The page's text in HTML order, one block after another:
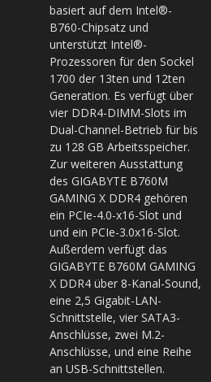
basiert auf dem Intel®-
B760-Chipsatz und
unterstützt Intel®-
Prozessoren für den Sockel
1700 der 13ten und 12ten
Generation. Es verfügt über
vier DDR4-DIMM-Slots im
Dual-Channel-Betrieb für bis
zu 128 GB Arbeitsspeicher.
Zur weiteren Ausstattung
des GIGABYTE B760M
GAMING X DDR4 gehören
ein PCIe-4.0-x16-Slot und
und ein PCIe-3.0x16-Slot.
Außerdem verfügt das
GIGABYTE B760M GAMING
X DDR4 über 8-Kanal-Sound,
eine 2,5 Gigabit-LAN-
Schnittstelle, vier SATA3-
Anschlüsse, zwei M.2-
Anschlüsse, und eine Reihe
an USB-Schnittstellen.